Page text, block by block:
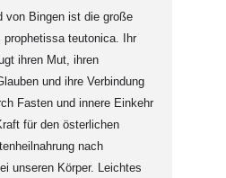
von Bingen ist die große
prophetissa teutonica. Ihr
ihren Mut, ihren
und ihre Verbindung
Fasten und innere Einkehr
für den österlichen
nach
unseren Körper. Leichtes